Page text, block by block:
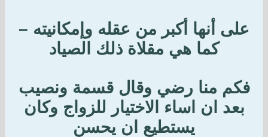
على أنها أكبر من عقله وإمكانيته –
كما هي مقلاة ذلك الصياد
فكم منا رضي وقال قسمة ونصيب
بعد ان اساء الاختيار للزواج وكان
يستطيع ان يحسن